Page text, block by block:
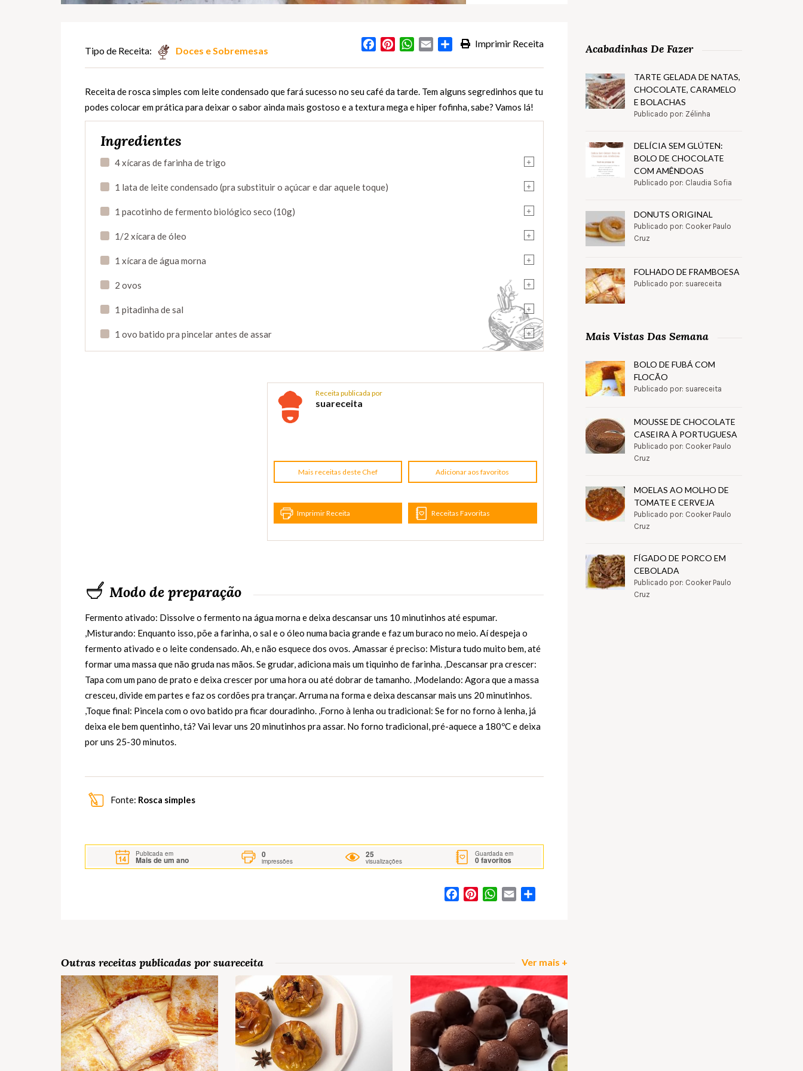
Imprimir Receita
FacebookPinterestWhatsApp
Email Partilhar
Tipo de Receita: Doces e Sobremesas
Receita de rosca simples com leite condensado que fará sucesso no seu café da tarde. Tem alguns segredinhos que tu
podes colocar em prática para deixar o sabor ainda mais gostoso e a textura mega e hiper fofinha, sabe? Vamos lá!
Ingredientes
+
4 xícaras de farinha de trigo
+
1 lata de leite condensado (pra substituir o açúcar e dar aquele toque)
+
1 pacotinho de fermento biológico seco (10g)
+
1/2 xícara de óleo
+
1 xícara de água morna
+
2 ovos
+
1 pitadinha de sal
+
1 ovo batido pra pincelar antes de assar
Receita publicada por
suareceita
Mais receitas deste Chef Adicionar aos favoritos
Imprimir Receita Receitas Favoritas
Modo de preparação
Fermento ativado: Dissolve o fermento na água morna e deixa descansar uns 10 minutinhos até espumar.
,Misturando: Enquanto isso, põe a farinha, o sal e o óleo numa bacia grande e faz um buraco no meio. Aí despeja o
fermento ativado e o leite condensado. Ah, e não esquece dos ovos. ,Amassar é preciso: Mistura tudo muito bem, até
formar uma massa que não gruda nas mãos. Se grudar, adiciona mais um tiquinho de farinha. ,Descansar pra crescer:
Tapa com um pano de prato e deixa crescer por uma hora ou até dobrar de tamanho. ,Modelando: Agora que a massa
cresceu, divide em partes e faz os cordões pra trançar. Arruma na forma e deixa descansar mais uns 20 minutinhos.
,Toque final: Pincela com o ovo batido pra ficar douradinho. ,Forno à lenha ou tradicional: Se for no forno à lenha, já
deixa ele bem quentinho, tá? Vai levar uns 20 minutinhos pra assar. No forno tradicional, pré-aquece a 180ºC e deixa
por uns 25-30 minutos.
Fonte: Rosca simples
Publicada em
Mais de um ano
0
impressões
25
visualizações
Guardada em
0favoritos
FacebookPinterestWhatsApp
Email
Outras receitas publicadas por suareceita Ver mais +
Acabadinhas De Fazer
TARTE GELADA DE NATAS,
CHOCOLATE, CARAMELO
E BOLACHAS
Publicado por: Zélinha
DELÍCIA SEM GLÚTEN:
BOLO DE CHOCOLATE
COM AMÊNDOAS
Publicado por: Claudia Sofia
DONUTS ORIGINAL
Publicado por: Cooker Paulo
Cruz
FOLHADO DE FRAMBOESA
Publicado por: suareceita
Mais Vistas Das Semana
BOLO DE FUBÁ COM
FLOCÃO
Publicado por: suareceita
MOUSSE DE CHOCOLATE
CASEIRA À PORTUGUESA
Publicado por: Cooker Paulo
Cruz
MOELAS AO MOLHO DE
TOMATE E CERVEJA
Publicado por: Cooker Paulo
Cruz
FÍGADO DE PORCO EM
CEBOLADA
Publicado por: Cooker Paulo
Cruz